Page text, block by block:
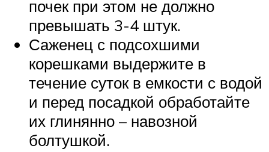
почек при этом не должно
превышать 3-4 штук.
Саженец с подсохшими
корешками выдержите в
течение суток в емкости с водой
и перед посадкой обработайте
их глинянно – навозной
болтушкой.